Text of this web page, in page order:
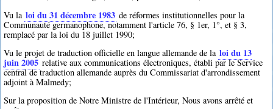
Vu la loi du 31 décembre 1983 de réformes institutionnelles pour la
Communauté germanophone, notamment l'article 76, § 1er, 1°, et § 3,
remplacé par la loi du 18 juillet 1990;
Vu le projet de traduction officielle en langue allemande de la loi du 13
juin 2005 relative aux communications électroniques, établi par le Service
central de traduction allemande auprès du Commissariat d'arrondissement
adjoint à Malmedy;
Sur la proposition de Notre Ministre de l'Intérieur, Nous avons arrêté et